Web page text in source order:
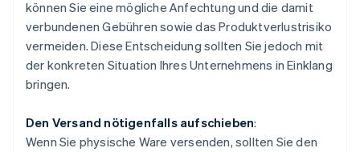
können Sie eine mögliche Anfechtung und die damit
verbundenen Gebühren sowie das Produktverlustrisiko
vermeiden. Diese Entscheidung sollten Sie jedoch mit
der konkreten Situation Ihres Unternehmens in Einklang
bringen.
Den Versand nötigenfalls aufschieben:
Wenn Sie physische Ware versenden, sollten Sie den